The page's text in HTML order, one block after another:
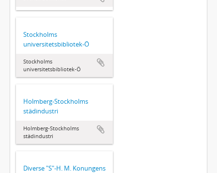
Stockholms
universitetsbibliotek-Ö
Stockholms
universitetsbibliotek-Ö
Holmberg-Stockholms
städindustri
Holmberg-Stockholms
städindustri
Diverse "S"-H. M. Konungens